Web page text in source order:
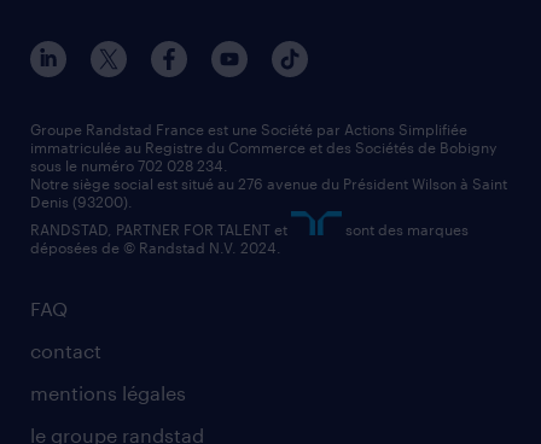
FAQ
contact
mentions légales
le groupe randstad
Groupe Randstad France est une Société par Actions Simplifiée
immatriculée au Registre du Commerce et des Sociétés de Bobigny
sous le numéro 702 028 234.
Notre siège social est situé au 276 avenue du Président Wilson à Saint
Denis (93200).
RANDSTAD, PARTNER FOR TALENT et
sont des marques
déposées de © Randstad N.V. 2024.